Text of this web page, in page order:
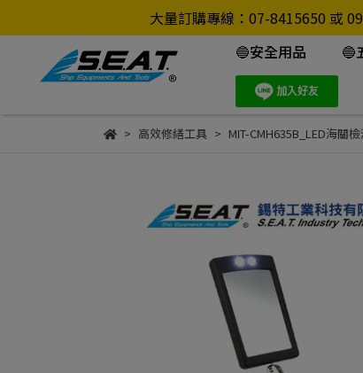
大量訂購專線：07-8415650 或
🔵安全用品
🔵
高效修繕工具 MIT-CMH635B_LED海關